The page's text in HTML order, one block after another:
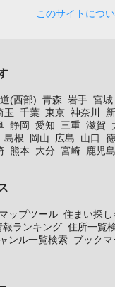
このサイトにつ
(西部) 青森 岩手 宮城
玉 千葉 東京 神奈川
静岡 愛知 三重 滋賀
島根 岡山 広島 山口
熊本 大分 宮崎 鹿児島
マップツール 住まい探
報ランキング 住所一覧
ンル一覧検索 ブックマ